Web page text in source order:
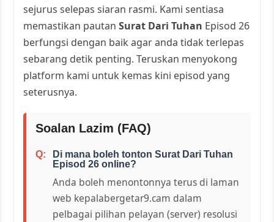
sejurus selepas siaran rasmi. Kami sentiasa
memastikan pautanSurat Dari Tuhan Episod 26
berfungsi dengan baik agar anda tidak terlepas
sebarang detik penting. Teruskan menyokong
platform kami untuk kemas kini episod yang
seterusnya.
Soalan Lazim (FAQ)
Di mana boleh tonton Surat Dari Tuhan
Episod 26 online?
Anda boleh menontonnya terus di laman
web kepalabergetar9.cam dalam
pelbagai pilihan pelayan (server) resolusi